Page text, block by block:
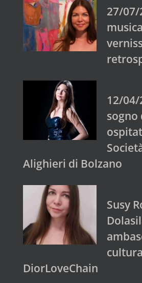
27/07/
12/04/
sogno
Alighieri di Bolzano
Susy
DiorLoveChain